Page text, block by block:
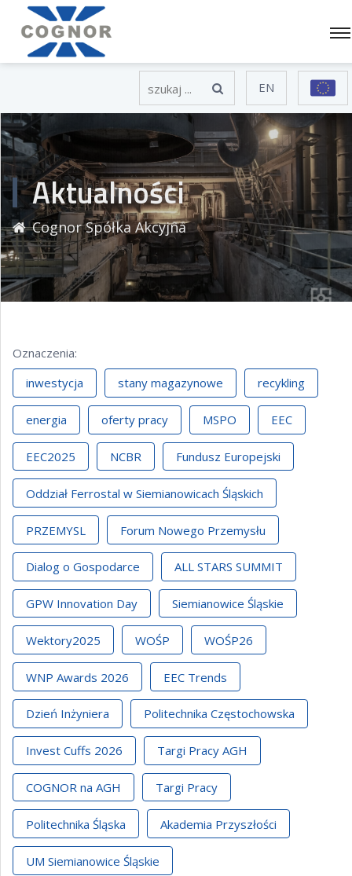
EN
Aktualności
Cognor Spółka Akcyjna
Oznaczenia:
inwestycja
stany magazynowe recykling
energia oferty pracy MSPO EEC
EEC2025 NCBR Fundusz Europejski
Oddział Ferrostal w Siemianowicach Śląskich
PRZEMYSL Forum Nowego Przemysłu
Dialog o Gospodarce ALL STARS SUMMIT
GPW Innovation Day Siemianowice Śląskie
Wektory2025 WOŚP WOŚP26
WNP Awards 2026 EEC Trends
Dzień Inżyniera Politechnika Częstochowska
Invest Cuffs 2026 Targi Pracy AGH
COGNOR na AGH Targi Pracy
Politechnika Śląska Akademia Przyszłości
UM Siemianowice Śląskie